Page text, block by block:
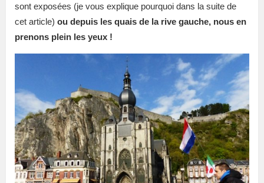
sont exposées (je vous explique pourquoi dans la suite de
cet article) ou depuis les quais de la rive gauche, nous en
prenons plein les yeux !